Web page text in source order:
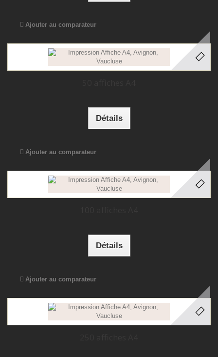
Ajouter au comparateur
Détails
Ajouter au comparateur
Détails
Ajouter au comparateur